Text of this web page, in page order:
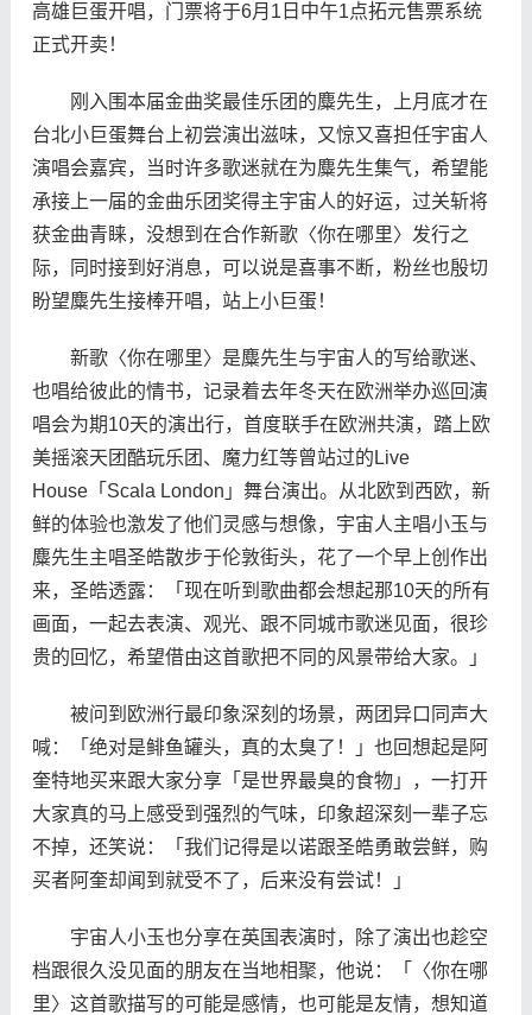
高雄巨蛋开唱，门票将于6月1日中午1点拓元售票系统
正式开卖！
刚入围本届金曲奖最佳乐团的麋先生，上月底才在
台北小巨蛋舞台上初尝演出滋味，又惊又喜担任宇宙人
演唱会嘉宾，当时许多歌迷就在为麋先生集气，希望能
承接上一届的金曲乐团奖得主宇宙人的好运，过关斩将
获金曲青睐，没想到在合作新歌〈你在哪里〉发行之
际，同时接到好消息，可以说是喜事不断，粉丝也殷切
盼望麋先生接棒开唱，站上小巨蛋！
新歌〈你在哪里〉是麋先生与宇宙人的写给歌迷、
也唱给彼此的情书，记录着去年冬天在欧洲举办巡回演
唱会为期10天的演出行，首度联手在欧洲共演，踏上欧
美摇滚天团酷玩乐团、魔力红等曾站过的Live
House「Scala London」舞台演出。从北欧到西欧，新
鲜的体验也激发了他们灵感与想像，宇宙人主唱小玉与
麋先生主唱圣皓散步于伦敦街头，花了一个早上创作出
来，圣皓透露：「现在听到歌曲都会想起那10天的所有
画面，一起去表演、观光、跟不同城市歌迷见面，很珍
贵的回忆，希望借由这首歌把不同的风景带给大家。」
被问到欧洲行最印象深刻的场景，两团异口同声大
喊：「绝对是鲱鱼罐头，真的太臭了！」也回想起是阿
奎特地买来跟大家分享「是世界最臭的食物」，一打开
大家真的马上感受到强烈的气味，印象超深刻一辈子忘
不掉，还笑说：「我们记得是以诺跟圣皓勇敢尝鲜，购
买者阿奎却闻到就受不了，后来没有尝试！」
宇宙人小玉也分享在英国表演时，除了演出也趁空
档跟很久没见面的朋友在当地相聚，他说：「〈你在哪
里〉这首歌描写的可能是感情，也可能是友情，想知道